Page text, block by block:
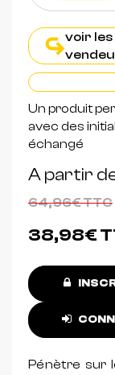
voir
Un produit
avec des
échangé
A partir
64,96€TTC
38,98€
Pénètre sur